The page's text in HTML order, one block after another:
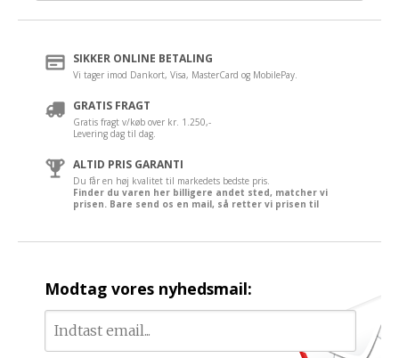
SIKKER ONLINE BETALING
Vi tager imod Dankort, Visa, MasterCard og MobilePay.
GRATIS FRAGT
Gratis fragt v/køb over kr. 1.250,-
Levering dag til dag.
ALTID PRIS GARANTI
Du får en høj kvalitet til markedets bedste pris.
Finder du varen her billigere andet sted, matcher vi
prisen. Bare send os en mail, så retter vi prisen til
Modtag vores nyhedsmail: